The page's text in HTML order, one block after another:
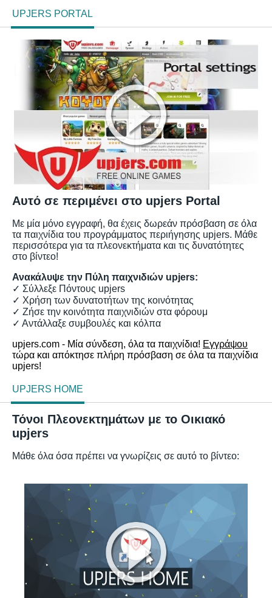
UPJERS PORTAL
Αυτό σε περιμένει στο upjers Portal
Με μία μόνο εγγραφή, θα έχεις δωρεάν πρόσβαση σε όλα
τα παιχνίδια του προγράμματος περιήγησης upjers. Μάθε
περισσότερα για τα πλεονεκτήματα και τις δυνατότητες
στο βίντεο!
Ανακάλυψε την Πύλη παιχνιδιών upjers:
✓ Σύλλεξε Πόντους upjers
✓ Χρήση των δυνατοτήτων της κοινότητας
✓ Ζήσε την κοινότητα παιχνιδιών στα φόρουμ
✓ Αντάλλαξε συμβουλές και κόλπα
upjers.com - Μία σύνδεση, όλα τα παιχνίδια! Εγγράψου
τώρα και απόκτησε πλήρη πρόσβαση σε όλα τα παιχνίδια
upjers!
UPJERS HOME
Τόνοι Πλεονεκτημάτων με το Οικιακό
upjers
Μάθε όλα όσα πρέπει να γνωρίζεις σε αυτό το βίντεο: